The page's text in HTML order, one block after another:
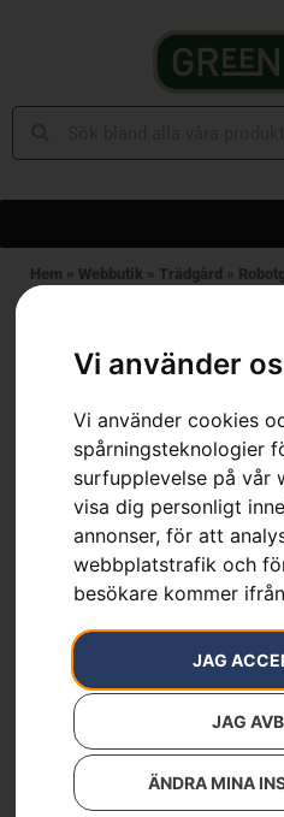
Vi använder
Vi använder cookies
spårningsteknologier
surfupplevelse på vår
visa dig personligt
annonser, för att
webbplatstrafik och
besökare kommer
JAG
JAG
ÄNDRA MINA
Hem » Webbutik » Trädgård »